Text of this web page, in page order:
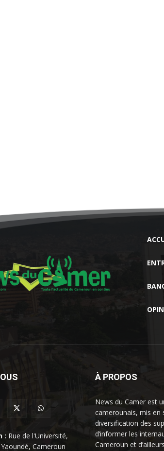
: Rue de l'Université,
Cameroun
À PROPOS
News du Camer est
camerounais, mis en
diversification des
d’informer les
Cameroun et